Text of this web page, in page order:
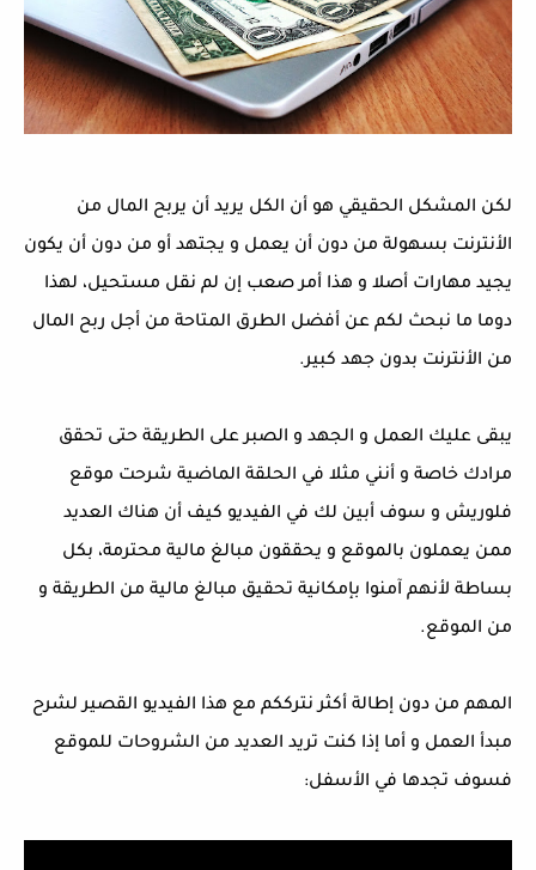
لكن المشكل الحقيقي هو أن الكل يريد أن يربح المال من
الأنترنت بسهولة من دون أن يعمل و يجتهد أو من دون أن يكون
يجيد مهارات أصلا و هذا أمر صعب إن لم نقل مستحيل، لهذا
دوما ما نبحث لكم عن أفضل الطرق المتاحة من أجل ربح المال
من الأنترنت بدون جهد كبير.
يبقى عليك العمل و الجهد و الصبر على الطريقة حتى تحقق
مرادك خاصة و أنني مثلا في الحلقة الماضية شرحت موقع
فلوريش و سوف أبين لك في الفيديو كيف أن هناك العديد
ممن يعملون بالموقع و يحققون مبالغ مالية محترمة، بكل
بساطة لأنهم آمنوا بإمكانية تحقيق مبالغ مالية من الطريقة و
من الموقع.
المهم من دون إطالة أكثر نترككم مع هذا الفيديو القصير لشرح
مبدأ العمل و أما إذا كنت تريد العديد من الشروحات للموقع
فسوف تجدها في الأسفل: